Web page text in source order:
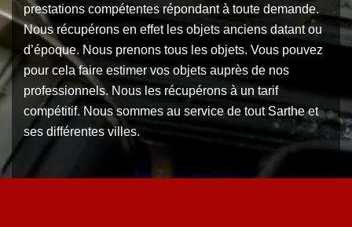
prestations compétentes répondant à toute demande.
Nous récupérons en effet les objets anciens datant ou
d’époque. Nous prenons tous les objets. Vous pouvez
pour cela faire estimer vos objets auprès de nos
professionnels. Nous les récupérons à un tarif
compétitif. Nous sommes au service de tout Sarthe et
ses différentes villes.